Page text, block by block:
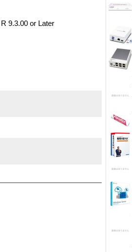
9.3.00 or Later